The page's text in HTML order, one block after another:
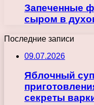
Запеченные
сыром в
Последние записи
09.07.2026
Яблочный
секреты